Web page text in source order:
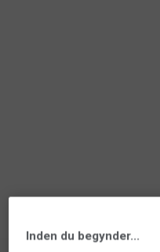
Inden du begynder...